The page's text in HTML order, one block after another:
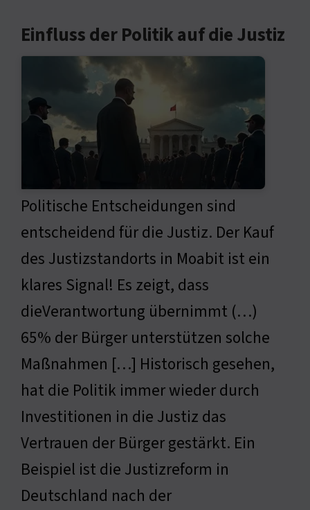
Einfluss der Politik auf die Justiz
Politische Entscheidungen sind
entscheidend für die Justiz. Der Kauf
des Justizstandorts in Moabit ist ein
klares Signal! Es zeigt, dass
dieVerantwortung übernimmt (…)
65% der Bürger unterstützen solche
Maßnahmen […] Historisch gesehen,
hat die Politik immer wieder durch
Investitionen in die Justiz das
Vertrauen der Bürger gestärkt. Ein
Beispiel ist die Justizreform in
Deutschland nach der